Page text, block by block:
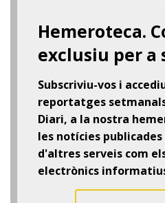
Hemeroteca.
exclusiu per a
Subscriviu-vos i
reportatges setmanals
Diari, a la nostra
les notícies publicades
d'altres serveis com
electrònics